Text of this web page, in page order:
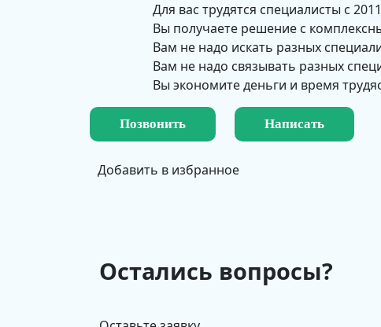
Для вас трудятся специалисты с
Вы получаете решение с
Вам не надо искать разных
Вам не надо связывать разных
Вы экономите деньги и время
Позвонить Написать
Добавить в избранное
Остались вопросы?